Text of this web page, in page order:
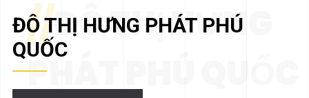
//ĐÔ THỊ HƯNG
PHÁT PHÚ QUỐC
ĐÔ THỊ HƯNG PHÁT PHÚ
QUỐC